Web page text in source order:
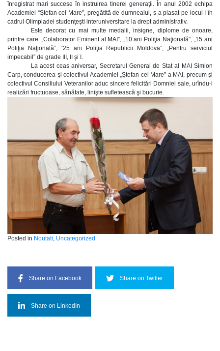
înregistrat mari succese în instruirea tinerei generaţii. În anul 2002 echipa
Academiei “Ştefan cel Mare”, pregătită de dumnealui, s-a plasat pe locul I în
cadrul Olimpiadei studenţeşti interuniversitare la drept administrativ.
Este decorat cu mai multe medalii, insigne, diplome de onoare,
printre care: „Colaborator Eminent al MAI”, „10 ani Poliţia Naţională”, „15 ani
Poliţia Naţională”, “25 ani Poliţia Republicii Moldova”, „Pentru serviciul
impecabil” de grade III, II şi I.
La acest ceas aniversar, Secretarul General de Stat al MAI Simion
Carp, conducerea şi colectivul Academiei „Ştefan cel Mare” a MAI, precum şi
colectivul Consiliului Veteranilor aduc sincere felicitări Domniei sale, urîndu-i
realizări fructuoase, sănătate, linişte sufletească şi bucurie.
Posted in Noutati Uncategorized
Share on Facebook Share on Twitter
Share on LinkedIn